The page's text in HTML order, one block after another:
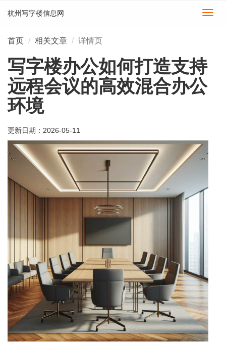
切
杭州写字楼信息网
首页 相关文章 详情页
写字楼办公如何打造支持
远程会议的高效混合办公
环境
更新日期： 2026-05-11